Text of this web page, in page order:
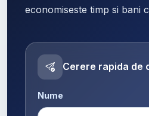
economiseste timp si bani
Cerere rapida de
Nume